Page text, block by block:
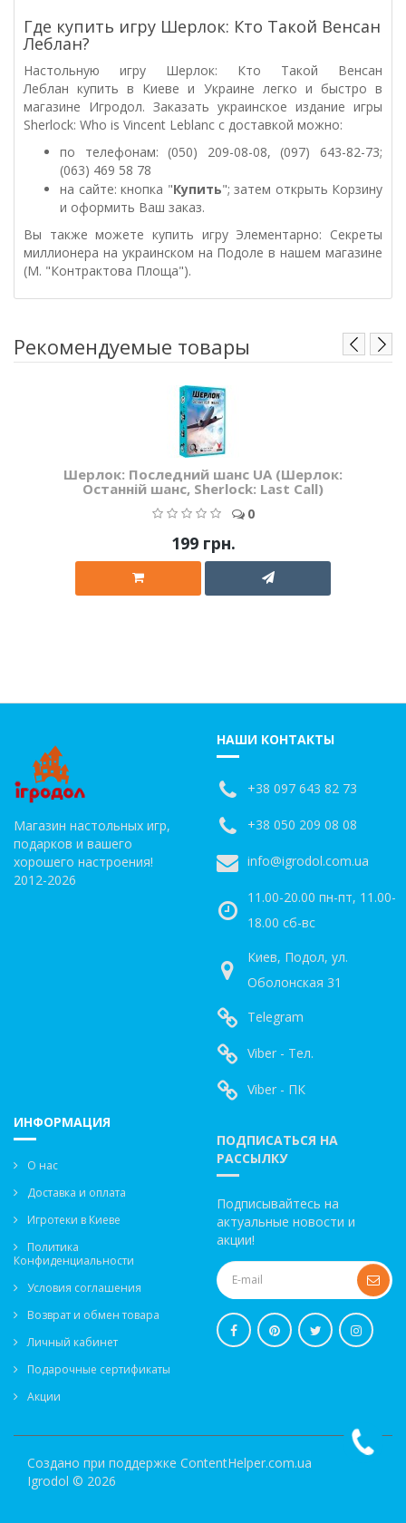
Где купить игру Шерлок: Кто Такой Венсан
Леблан?
Настольную игру Шерлок: Кто Такой Венсан
Леблан купить в Киеве и Украине легко и быстро в
магазине Игродол. Заказать украинское издание игры
Sherlock: Who is Vincent Leblanc с доставкой можно:
по телефонам: (050) 209-08-08, (097) 643-82-73;
(063) 469 58 78
на сайте: кнопка "Купить"; затем открыть Корзину
и оформить Ваш заказ.
Вы также можете купить игру Элементарно: Секреты
миллионера на украинском на Подоле в нашем магазине
(М. "Контрактова Площа").
Рекомендуемые товары
Шерлок: Последний шанс UA (Шерлок:
Останній шанс, Sherlock: Last Call)
0
199 грн.
Магазин настольных игр,
подарков и вашего
хорошего настроения!
2012-2026
НАШИ КОНТАКТЫ
+38 097 643 82 73
+38 050 209 08 08
info@igrodol.com.ua
11.00-20.00 пн-пт, 11.00-
18.00 сб-вс
Киев, Подол, ул.
Оболонская 31
Telegram
Viber - Тел.
Viber - ПК
ИНФОРМАЦИЯ
О нас
Доставка и оплата
Игротеки в Киеве
Политика
Конфиденциальности
Условия соглашения
Возврат и обмен товара
Личный кабинет
Подарочные сертификаты
Акции
ПОДПИСАТЬСЯ НА
РАССЫЛКУ
Подписывайтесь на
актуальные новости и
акции!
Создано при поддержке ContentHelper.com.ua
Igrodol © 2026